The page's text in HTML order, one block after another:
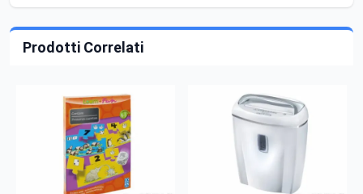
Prodotti Correlati